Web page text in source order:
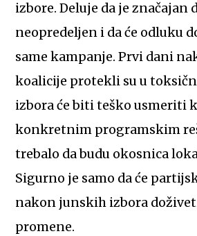
izbore. Deluje da je značajan
neopredeljen i da će odluku
same kampanje. Prvi dani
koalicije protekli su u
izbora će biti teško usmeriti
konkretnim programskim
trebalo da budu okosnica
Sigurno je samo da će
nakon junskih izbora
promene.